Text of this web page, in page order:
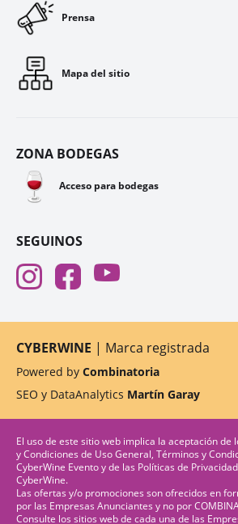
Prensa
Mapa del sitio
ZONA BODEGAS
🍷 Acceso para bodegas
SEGUINOS
CYBERWINE | Marca registrada
Powered by Combinatoria
SEO y DataAnalytics Martín Garay
El uso de este sitio web implica la aceptación de
y Condiciones de Uso General, Términos y
CyberWine Eventoy de las Políticas de Privacidad
CyberWine.
Las ofertas y/o promociones son ofrecidos en
por las Empresas Anunciantes y no por
Consulte los sitios web de cada una de las